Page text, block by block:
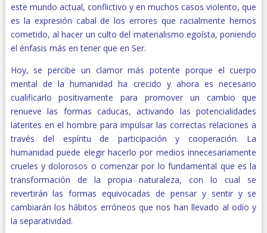
este mundo actual, conflictivo y en muchos casos violento, que
es la expresión cabal de los errores que racialmente hemos
cometido, al hacer un culto del materialismo egoísta, poniendo
el énfasis más en tener que en Ser.
Hoy, se percibe un clamor más potente porque el cuerpo
mental de la humanidad ha crecido y ahora es necesario
cualificarlo positivamente para promover un cambio que
renueve las formas caducas, activando las potencialidades
latentes en el hombre para impulsar las correctas relaciones a
través del espíritu de participación y cooperación. La
humanidad puede elegir hacerlo por medios innecesariamente
crueles y dolorosos o comenzar por lo fundamental que es la
transformación de la propia naturaleza, con lo cual se
revertirán las formas equivocadas de pensar y sentir y se
cambiarán los hábitos erróneos que nos han llevado al odio y
la separatividad.